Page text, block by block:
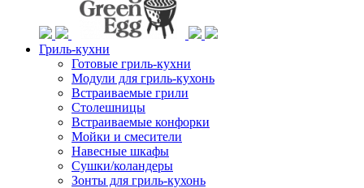
Гриль-кухни
Готовые гриль-кухни
Модули для гриль-кухонь
Встраиваемые грили
Столешницы
Встраиваемые конфорки
Мойки и смесители
Навесные шкафы
Сушки/коландеры
Зонты для гриль-кухонь